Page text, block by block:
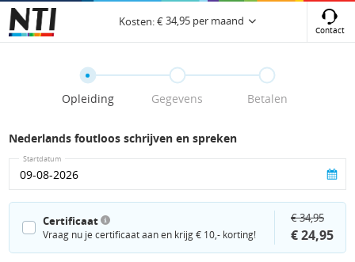
Kosten:€34,95 per maand
Contact
Opleiding Gegevens Betalen
Nederlands foutloos schrijven en spreken
Startdatum
Certificaat
Vraag nu je certificaat aan en krijg € 10,- korting!
€ 34,95
€ 24,95